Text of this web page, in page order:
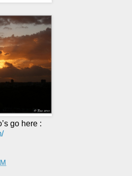
go here :